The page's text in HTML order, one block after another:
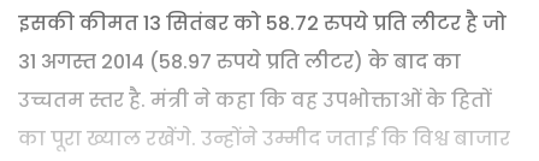
इसकी कीमत 13 सितंबर को 58.72 रुपये प्रति लीटर है जो
31 अगस्त 2014 (58.97 रुपये प्रति लीटर) के बाद का
उच्चतम स्तर है. मंत्री ने कहा कि वह उपभोक्ताओं के हितों
का पूरा ख्याल रखेंगे. उन्होंने उम्मीद जताई कि विश्व बाजार